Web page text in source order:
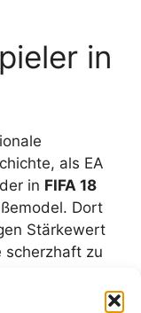
in
als EA
in FIFA 18
Dort
Stärkewert
scherzhaft zu
seiner